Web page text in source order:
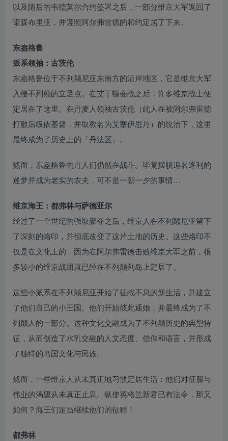
以及随后的韦德莫尔合约签署之后，一部分维京大军返回了
诺森布里亚，并遵照阿尔弗雷德的和约定居了下来。
东盎格鲁
派系领袖：古茨伦
东盎格鲁位于不列颠尼亚东南方的沿岸地区，它是维京大军
入侵不列颠的立足点。在艾丁顿会战之后，许多维京战士便
定居在了这里。在丹麦人领袖古茨伦（此人在被阿尔弗雷德
打败后皈依基督，并取教名为艾塞伊思丹）的统治下，这里
最终成为了历史上的「丹法区」。
然而，东盎格鲁的丹人们仍然在战斗。毕竟摆脱追名逐利的
迷梦并成为老实的农夫，可不是一朝一夕的事情…
维京海王：都弗林与萨德亚尔
经过了一个世纪的强取豪夺之后，维京人在不列颠尼亚留下
了深刻的烙印，并彻底改变了这片土地的历史。这些烙印不
仅是在文化上的，因为在阿尔弗雷德击败维京大军之前，很
多较小的维京战团就已经在不列颠列岛上定居了。
这些小派系在不列颠尼亚开始了征战不息的新生活，并建立
了他们自己的小王国。他们开始彼此通婚，并最终成为了不
列颠人的一部分。这种文化交融成为了不列颠历史的典型特
征，从而创造了水乳交融的人文态度、信仰和语言，并形成
了独特的岛国文化与民族。
然而，一些维京人从未真正地习惯定居生活：他们对征服与
伟业的渴望从未真正止息。纵使英格兰新君已有法令，那又
如何？海王们定当继续他们的征程！
都弗林